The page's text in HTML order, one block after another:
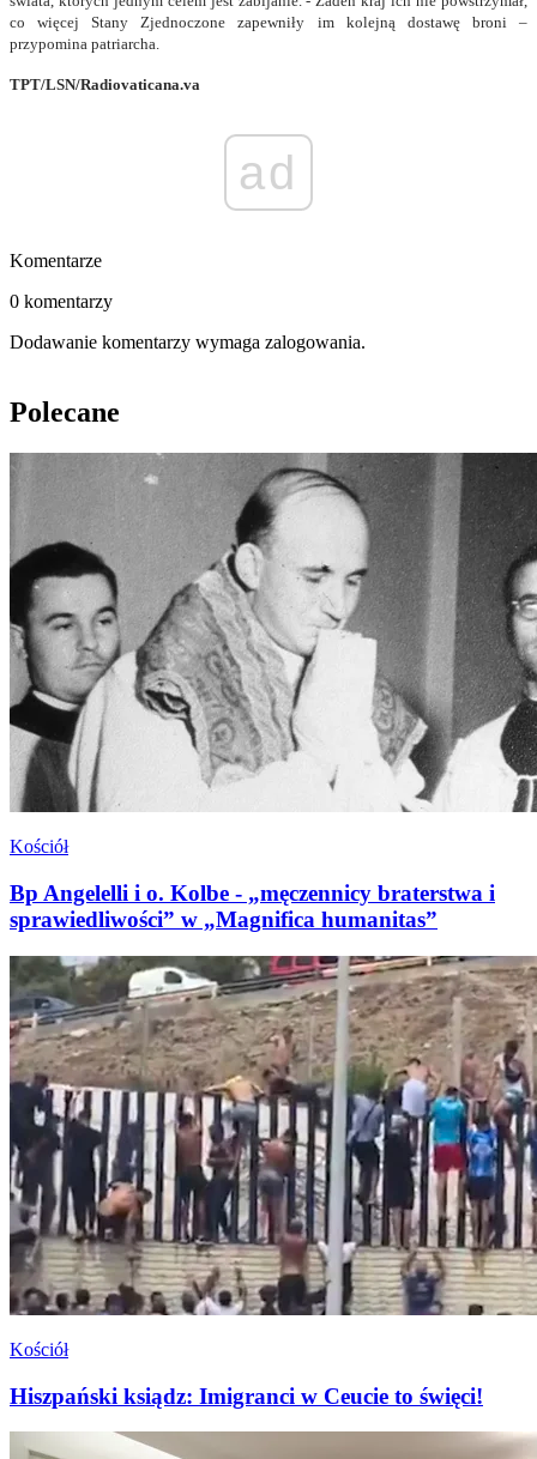
co więcej Stany Zjednoczone zapewniły im kolejną dostawę broni –
przypomina patriarcha.
TPT/LSN/Radiovaticana.va
ad
Komentarze
0 komentarzy
Dodawanie komentarzy wymaga zalogowania.
Polecane
Kościół
Bp Angelelli i o. Kolbe - „męczennicy braterstwa i
sprawiedliwości” w „Magnifica humanitas”
Kościół
Hiszpański ksiądz: Imigranci w Ceucie to święci!